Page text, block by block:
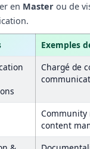
en Master ou de
Exemples
Chargé de
Community
content